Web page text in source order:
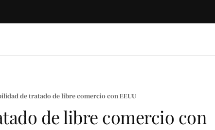
de tratado de libre comercio con EEUU
de libre comercio con